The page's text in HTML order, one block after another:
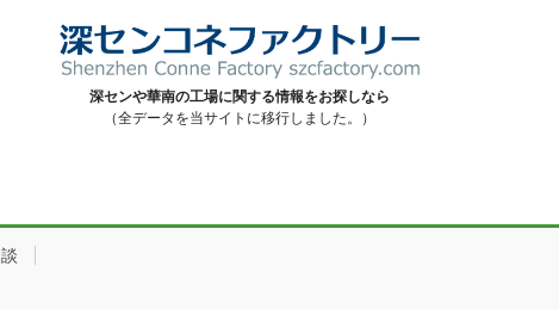
深センや華南の工場に関する情報をお探しなら
（全データを当サイトに移行しました。）